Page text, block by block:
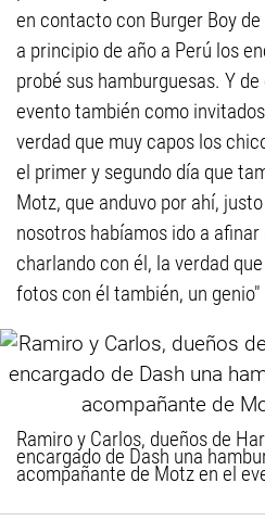
en contacto con Burger Boy
a principio de año a Perú los
probé sus hamburguesas. Y
evento también como
verdad que muy capos los
el primer y segundo día que
Motz, que anduvo por ahí,
nosotros habíamos ido a
charlando con él, la verdad
fotos con él también, un genio"
Ramiro y Carlos, dueños de
encargado de Dash una
acompañante de Motz en el